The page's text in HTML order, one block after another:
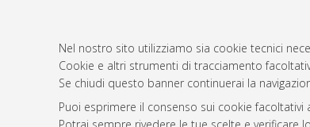
Nel nostro sito utilizziamo sia cookie tecnici
Cookie e altri strumenti di tracciamento
Se chiudi questo banner continuerai la
Puoi esprimere il consenso sui cookie
Atom
Rss 1.0
Rss 2.0